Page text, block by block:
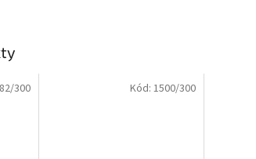
300 Kód: 1500/300